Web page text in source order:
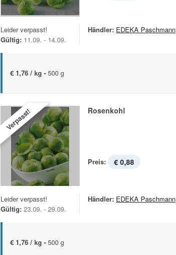
Leider verpasst!
Gültig: 11.09. - 14.09.
Händler: EDEKA Paschmann
€ 1,76 / kg - 500 g
Verpasst! Rosenkohl
Preis: € 0,88
Leider verpasst!
Gültig: 23.09. - 29.09.
Händler: EDEKA Paschmann
€ 1,76 / kg - 500 g